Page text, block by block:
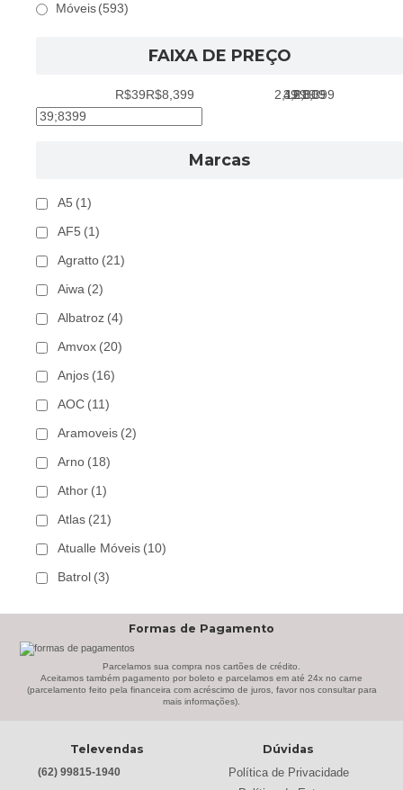
Móveis (593)
FAIXA DE PREÇO
R$39 R$8,399 39
2,129
4,219
6,309
8,399
Marcas
A5 (1)
AF5 (1)
Agratto (21)
Aiwa (2)
Albatroz (4)
Amvox (20)
Anjos (16)
AOC (11)
Aramoveis (2)
Arno (18)
Athor (1)
Atlas (21)
Atualle Móveis (10)
Batrol (3)
Bem Estar Clima (2)
Bem Estar Estofados (3)
Bertolini (2)
Best (9)
Formas de Pagamento
Parcelamos sua compra nos cartões de crédito.
Aceitamos também pagamento por boleto e parcelamos em até 24x no carne
(parcelamento feito pela financeira com acréscimo de juros, favor nos consultar para
mais informações).
Televendas
(62) 99815-1940
Dúvidas
Política de Privacidade